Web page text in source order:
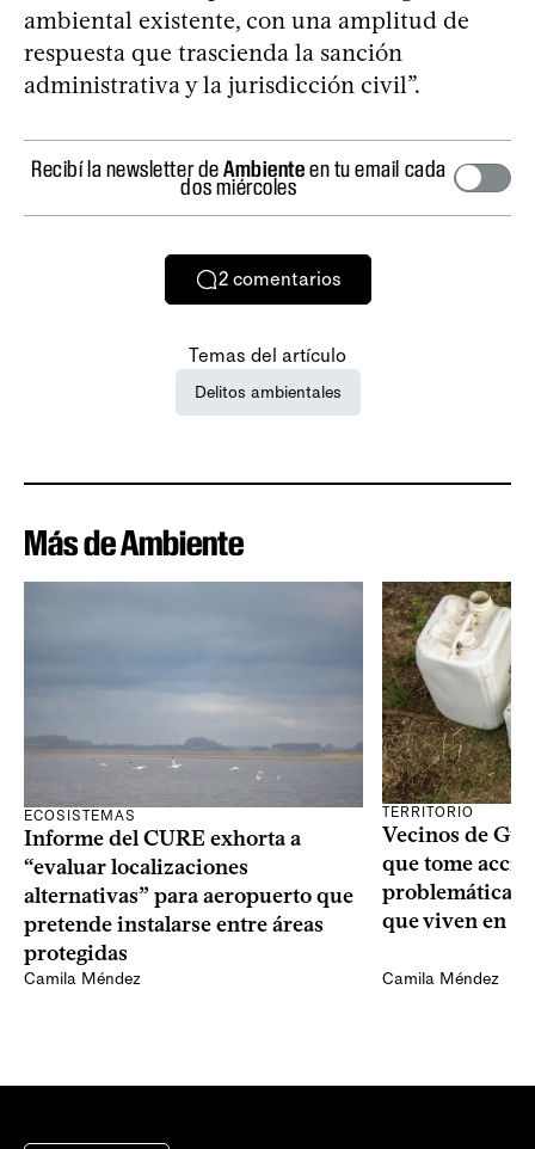
ambiental existente, con una amplitud de
respuesta que trascienda la sanción
administrativa y la jurisdicción civil”.
Recibí la newsletter deAmbienteen tu email cada
dos miércoles
2 comentarios
Temas del artículo
Delitos ambientales
Más de Ambiente
ECOSISTEMAS
Informe del CURE exhorta a
“evaluar localizaciones
alternativas” para aeropuerto que
pretende instalarse entre áreas
protegidas
Camila Méndez
TERRITORIO
Vecinos de
que tome
problemáticas
que viven en
Camila Méndez